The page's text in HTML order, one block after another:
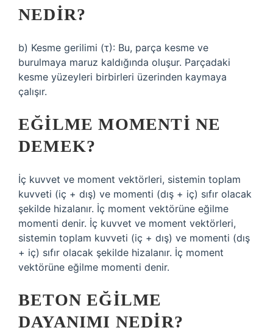
NEDIR?
b) Kesme gerilimi (τ): Bu, parça kesme ve
burulmaya maruz kaldığında oluşur. Parçadaki
kesme yüzeyleri birbirleri üzerinden kaymaya
çalışır.
EĞILME MOMENTI NE
DEMEK?
İç kuvvet ve moment vektörleri, sistemin toplam
kuvveti (iç + dış) ve momenti (dış + iç) sıfır olacak
şekilde hizalanır. İç moment vektörüne eğilme
momenti denir. İç kuvvet ve moment vektörleri,
sistemin toplam kuvveti (iç + dış) ve momenti (dış
+ iç) sıfır olacak şekilde hizalanır. İç moment
vektörüne eğilme momenti denir.
BETON EĞILME
DAYANIMI NEDIR?